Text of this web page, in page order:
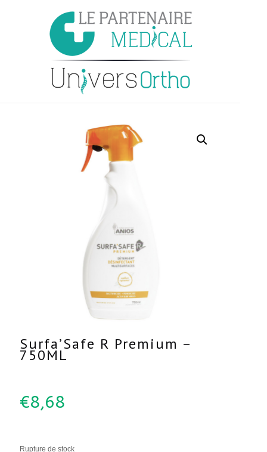
Surfa’Safe R Premium –
750ML
€8,68
Rupture de stock